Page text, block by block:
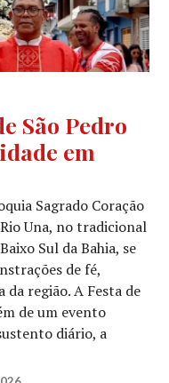
São Pedro
em
Sagrado Coração
Una, no tradicional
Sul da Bahia, se
de fé,
região. A Festa de
de um evento
diário, a
e tradição: festa de